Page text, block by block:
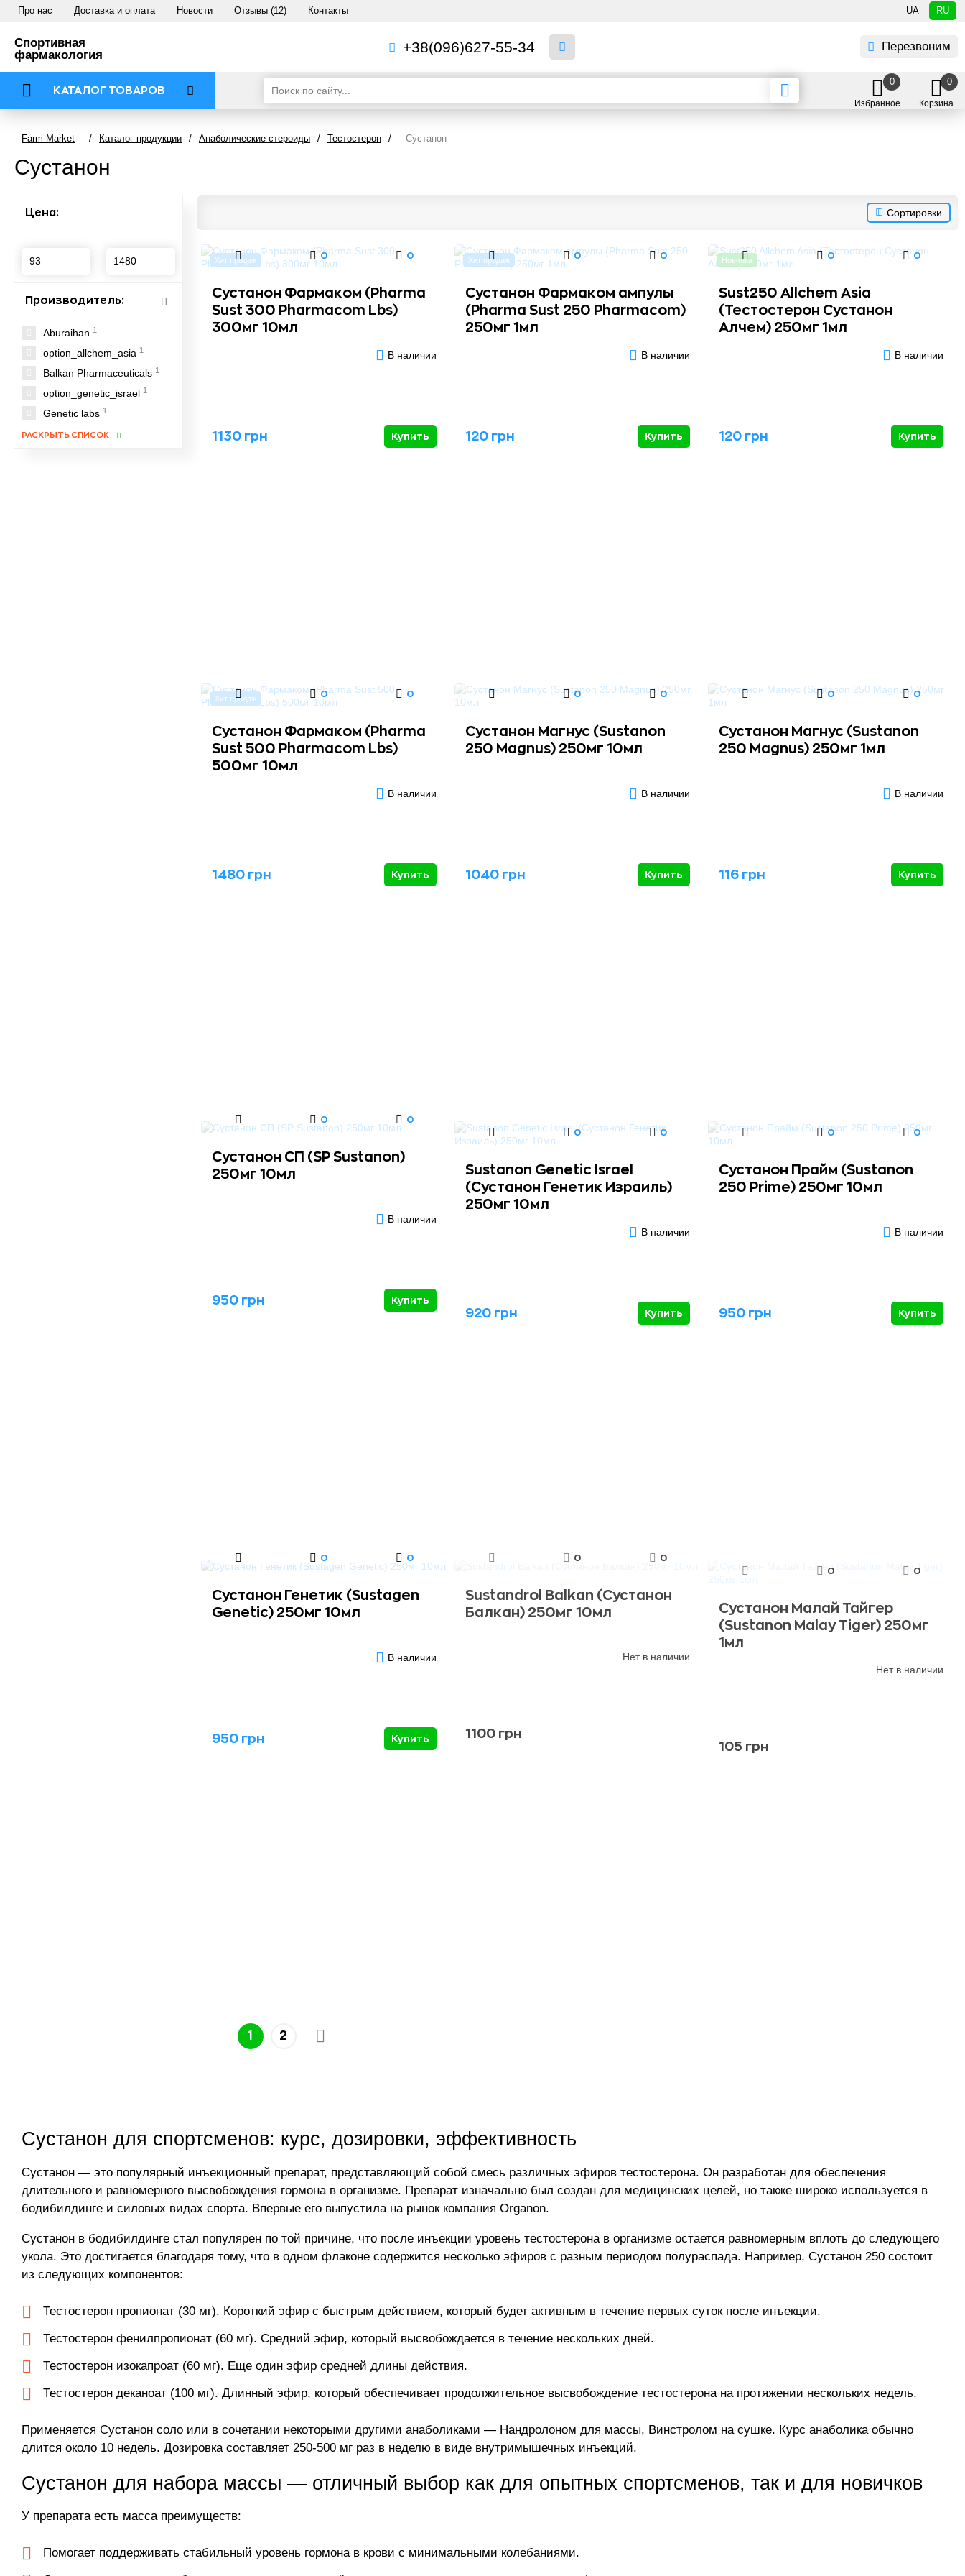
Про нас Доставка и оплата Новости Отзывы (12) Контакты UA RU
Спортивная
фармакология
+38(096)627-55-34 Перезвоним
КАТАЛОГ ТОВАРОВ
Избранное
0
Корзина
0
Farm-Market / Каталог продукции / Анаболические стероиды / Тестостерон / Сустанон
Сустанон
Цена:
Производитель:
Aburaihan 1
option_allchem_asia 1
Balkan Pharmaceuticals 1
option_genetic_israel 1
Genetic labs 1
Magnus Pharmaceuticals
РАСКРЫТЬ СПИСОК
Сортировки
Хит продаж 0 0
Сустанон Фармаком (Pharma
Sust 300 Pharmacom Lbs)
300мг 10мл
В наличии
1130 грн Купить
Хит продаж 0 0
Сустанон Фармаком ампулы
(Pharma Sust 250 Pharmacom)
250мг 1мл
В наличии
120 грн Купить
Новинка 0 0
Sust250 Allchem Asia
(Тестостерон Сустанон
Алчем) 250мг 1мл
В наличии
120 грн Купить
Хит продаж 0 0
Сустанон Фармаком (Pharma
Sust 500 Pharmacom Lbs)
500мг 10мл
В наличии
1480 грн Купить
0 0
Сустанон Магнус (Sustanon
250 Magnus) 250мг 10мл
В наличии
1040 грн Купить
0 0
Сустанон Магнус (Sustanon
250 Magnus) 250мг 1мл
В наличии
116 грн Купить
0 0
Сустанон СП (SP Sustanon)
250мг 10мл
В наличии
950 грн Купить
0 0
Sustanon Genetic Israel
(Сустанон Генетик Израиль)
250мг 10мл
В наличии
920 грн Купить
0 0
Сустанон Прайм (Sustanon
250 Prime) 250мг 10мл
В наличии
950 грн Купить
0 0
Сустанон Генетик (Sustagen
Genetic) 250мг 10мл
В наличии
950 грн Купить
0 0
Sustandrol Balkan (Сустанон
Балкан) 250мг 10мл
Нет в наличии
1100 грн
0 0
Сустанон Малай Тайгер
(Sustanon Malay Tiger) 250мг
1мл
Нет в наличии
105 грн
1 2
Сустанон для спортсменов: курс, дозировки, эффективность
Сустанон — это популярный инъекционный препарат, представляющий собой смесь различных эфиров тестостерона. Он разработан для обеспечения
длительного и равномерного высвобождения гормона в организме. Препарат изначально был создан для медицинских целей, но также широко используется в
бодибилдинге и силовых видах спорта. Впервые его выпустила на рынок компания Organon.
Сустанон в бодибилдинге стал популярен по той причине, что после инъекции уровень тестостерона в организме остается равномерным вплоть до следующего
укола. Это достигается благодаря тому, что в одном флаконе содержится несколько эфиров с разным периодом полураспада. Например, Сустанон 250 состоит
из следующих компонентов:
Тестостерон пропионат (30 мг). Короткий эфир с быстрым действием, который будет активным в течение первых суток после инъекции.
Тестостерон фенилпропионат (60 мг). Средний эфир, который высвобождается в течение нескольких дней.
Тестостерон изокапроат (60 мг). Еще один эфир средней длины действия.
Тестостерон деканоат (100 мг). Длинный эфир, который обеспечивает продолжительное высвобождение тестостерона на протяжении нескольких недель.
Применяется Сустанон соло или в сочетании некоторыми другими анаболиками — Нандролоном для массы, Винстролом на сушке. Курс анаболика обычно
длится около 10 недель. Дозировка составляет 250-500 мг раз в неделю в виде внутримышечных инъекций.
Сустанон для набора массы — отличный выбор как для опытных спортсменов, так и для новичков
У препарата есть масса преимуществ:
Помогает поддерживать стабильный уровень гормона в крови с минимальными колебаниями.